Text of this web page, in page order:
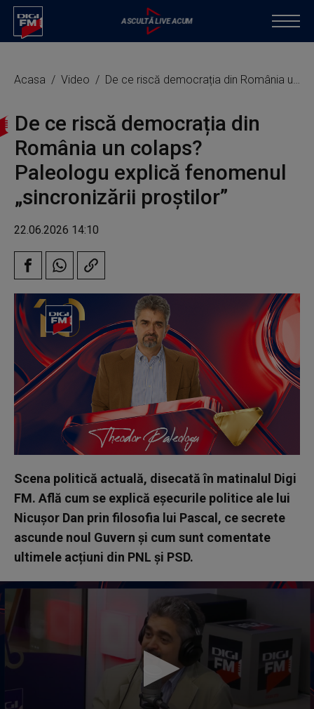
Acasa Video De ce riscă democrația din România un colaps? Paleologu explică fenomenul „sincronizării proștilor”
De ce riscă democrația din
România un colaps?
Paleologu explică fenomenul
„sincronizării proștilor”
22.06.2026 14:10
Scena politică actuală, disecată în matinalul Digi
FM. Află cum se explică eșecurile politice ale lui
Nicușor Dan prin filosofia lui Pascal, ce secrete
ascunde noul Guvern și cum sunt comentate
ultimele acțiuni din PNL și PSD.